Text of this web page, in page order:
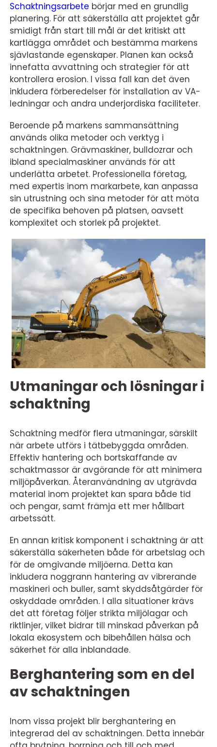
Schaktningsarbete börjar med en grundlig
planering. För att säkerställa att projektet går
smidigt från start till mål är det kritiskt att
kartlägga området och bestämma markens
sjävlastande egenskaper. Planen kan också
innefatta avvattning och strategier för att
kontrollera erosion. I vissa fall kan det även
inkludera förberedelser för installation av VA-
ledningar och andra underjordiska faciliteter.
Beroende på markens sammansättning
används olika metoder och verktyg i
schaktningen. Grävmaskiner, bulldozrar och
ibland specialmaskiner används för att
underlätta arbetet. Professionella företag,
med expertis inom markarbete, kan anpassa
sin utrustning och sina metoder för att möta
de specifika behoven på platsen, oavsett
komplexitet och storlek på projektet.
Utmaningar och lösningar i
schaktning
Schaktning medför flera utmaningar, särskilt
när arbete utförs i tätbebyggda områden.
Effektiv hantering och bortskaffande av
schaktmassor är avgörande för att minimera
miljöpåverkan. Återanvändning av utgrävda
material inom projektet kan spara både tid
och pengar, samt främja ett mer hållbart
arbetssätt.
En annan kritisk komponent i schaktning är att
säkerställa säkerheten både för arbetslag och
för de omgivande miljöerna. Detta kan
inkludera noggrann hantering av vibrerande
maskineri och buller, samt skyddsåtgärder för
oskyddade områden. I alla situationer krävs
det att företag följer strikta miljölagar och
riktlinjer, vilket bidrar till minskad påverkan på
lokala ekosystem och bibehållen hälsa och
säkerhet för alla inblandade.
Berghantering som en del
av schaktningen
Inom vissa projekt blir berghantering en
integrerad del av schaktningen. Detta innebär